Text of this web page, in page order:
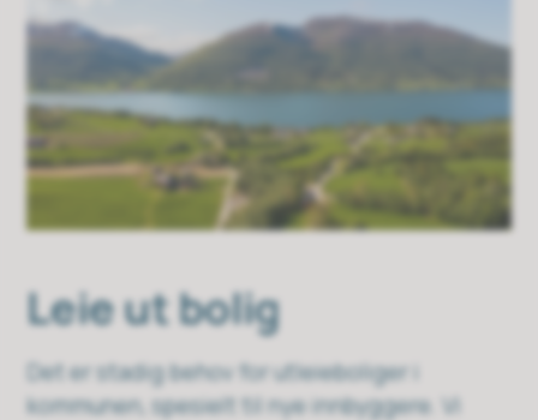
Leie ut bolig
Det er stadig behov for utleieboliger i
kommunen, spesielt til nye innbyggere. Vi